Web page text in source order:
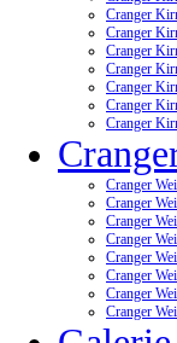
Cranger
Cranger
Cranger
Cranger
Cranger
Cranger
Cranger
Cranger
Cranger
Cranger
Cranger
Cranger
Cranger
Cranger
Cranger